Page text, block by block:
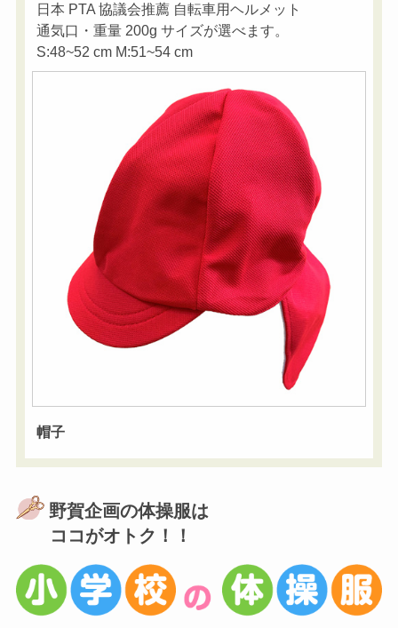
日本 PTA 協議会推薦 自転車用ヘルメット
通気口・重量 200g サイズが選べます。
S:48~52 cm M:51~54 cm
帽子
野賀企画の体操服は
ココがオトク！！